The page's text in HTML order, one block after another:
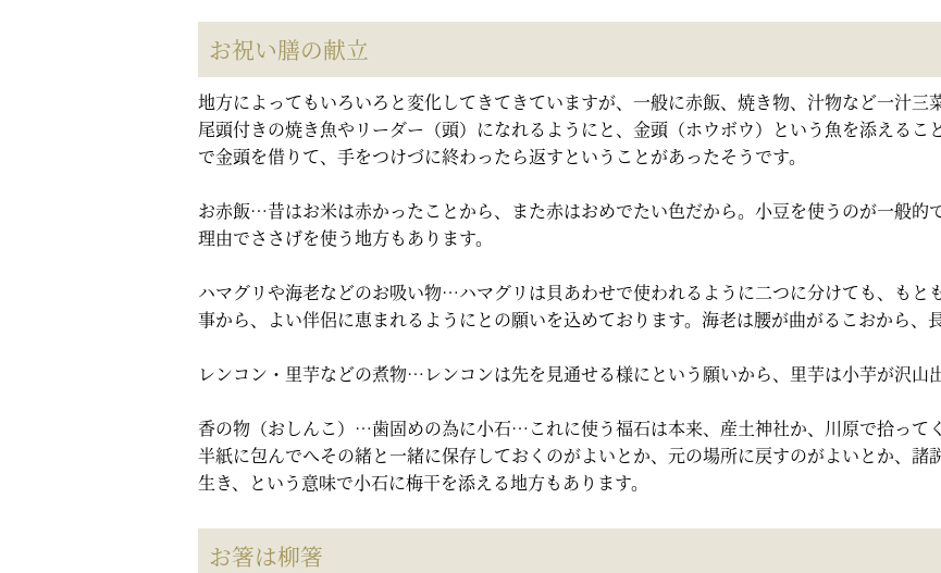
お祝い膳の献立
地方によってもいろいろと変化してきてきていますが、一般に赤飯、焼き物、汁物など一汁三
尾頭付きの焼き魚やリーダー（頭）になれるようにと、金頭（ホウボウ）という魚を添えるこ
で金頭を借りて、手をつけづに終わったら返すということがあったそうです。
お赤飯…昔はお米は赤かったことから、また赤はおめでたい色だから。小豆を使うのが一般的
理由でささげを使う地方もあります。
ハマグリや海老などのお吸い物…ハマグリは貝あわせで使われるように二つに分けても、もと
事から、よい伴侶に恵まれるようにとの願いを込めております。海老は腰が曲がるこおから、
レンコン・里芋などの煮物…レンコンは先を見通せる様にという願いから、里芋は小芋が沢山
香の物（おしんこ）…歯固めの為に小石…これに使う福石は本来、産土神社か、川原で拾って
半紙に包んでへその緒と一緒に保存しておくのがよいとか、元の場所に戻すのがよいとか、諸
生き、という意味で小石に梅干を添える地方もあります。
お箸は柳箸